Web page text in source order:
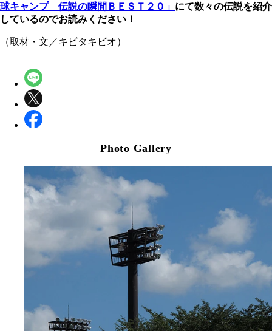
球キャンプ 伝説の瞬間ＢＥＳＴ２０」 にて数々の伝説を紹介
しているのでお読みください！
（取材・文／キビタキビオ）
Photo Gallery